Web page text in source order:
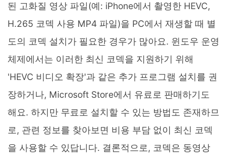
된 고화질 영상 파일(예: iPhone에서 촬영한 HEVC,
H.265 코덱 사용 MP4 파일)을 PC에서 재생할 때 별
도의 코덱 설치가 필요한 경우가 많아요. 윈도우 운영
체제에서는 이러한 최신 코덱을 지원하기 위해
'HEVC 비디오 확장'과 같은 추가 프로그램 설치를 권
장하거나, Microsoft Store에서 유료로 판매하기도
해요. 하지만 무료로 설치할 수 있는 방법도 존재하므
로, 관련 정보를 찾아보면 비용 부담 없이 최신 코덱
을 사용할 수 있답니다. 결론적으로, 코덱은 동영상